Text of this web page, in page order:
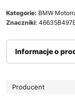
Kategorie: BMW
Znaczniki:
Informacje o
Producent